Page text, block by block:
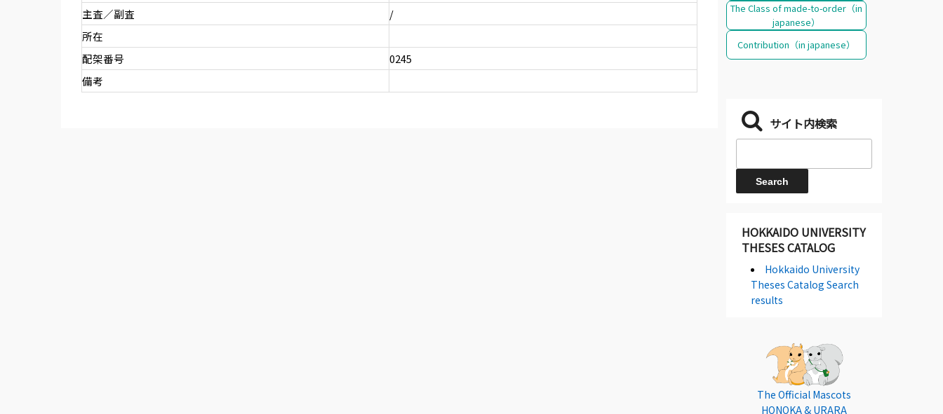
主査／副査
/
所在
配架番号
0245
備考
The Class of made-to-order（in
japanese）
Contribution（in japanese）
サイト内検索
HOKKAIDO UNIVERSITY
THESES CATALOG
Hokkaido University
Theses Catalog Search
results
The Official Mascots
HONOKA & URARA